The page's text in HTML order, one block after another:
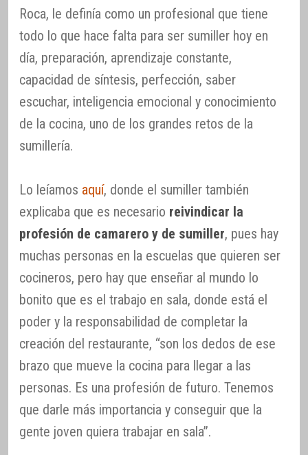
Roca, le definía como un profesional que tiene
todo lo que hace falta para ser sumiller hoy en
día, preparación, aprendizaje constante,
capacidad de síntesis, perfección, saber
escuchar, inteligencia emocional y conocimiento
de la cocina, uno de los grandes retos de la
sumillería.
Lo leíamos aquí, donde el sumiller también
explicaba que es necesario reivindicar la
profesión de camarero y de sumiller, pues hay
muchas personas en la escuelas que quieren ser
cocineros, pero hay que enseñar al mundo lo
bonito que es el trabajo en sala, donde está el
poder y la responsabilidad de completar la
creación del restaurante, “son los dedos de ese
brazo que mueve la cocina para llegar a las
personas. Es una profesión de futuro. Tenemos
que darle más importancia y conseguir que la
gente joven quiera trabajar en sala”.